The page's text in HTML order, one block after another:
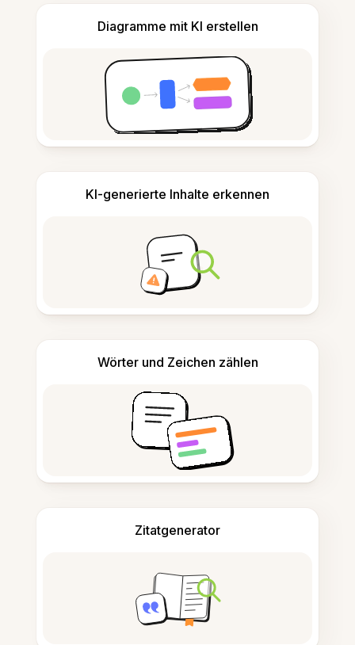
Diagramme mit KI erstellen
KI-generierte Inhalte erkennen
Wörter und Zeichen zählen
Zitatgenerator